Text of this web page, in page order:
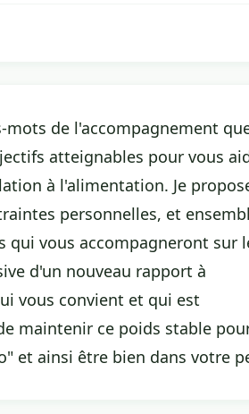
de l'accompagnement
atteignables pour vous
à l'alimentation. Je
personnelles, et
vous accompagneront sur
d'un nouveau rapport à
vous convient et qui est
maintenir ce poids stable
et ainsi être bien dans votre